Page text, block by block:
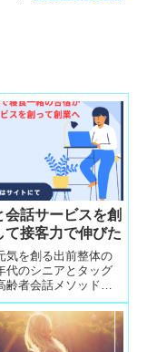
会話サービスを創
て接客力で伸びた
気を創る出前整体の
代のシニアとタッグ
齢者会話メソッドを
合宿で組み立てると
なく自然に増えて次
ず獲得可に